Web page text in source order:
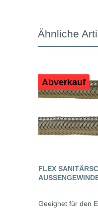
Ähnliche
Abverkauf
FLEX
Geeignet für den